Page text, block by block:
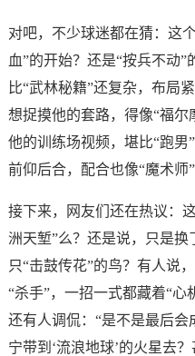
对吧，不少球迷都在猜：这
血”的开始？还是“按兵不动
比“武林秘籍”还复杂，布局
想捉摸他的套路，得像“福尔
他的训练场视频，堪比“跑
前仰后合，配合也像“魔术师”
接下来，网友们还在热议：
洲天堑”么？还是说，只是换
只“击鼓传花”的鸟？有人说
“杀手”，一招一式都藏着“心
还有人调侃：“是不是最后会
宁带到‘流浪地球’的火星去